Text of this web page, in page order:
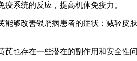
疫系统的反应，提高机体免疫力。
能够改善银屑病患者的症状：减轻皮
芪也存在一些潜在的副作用和安全性问